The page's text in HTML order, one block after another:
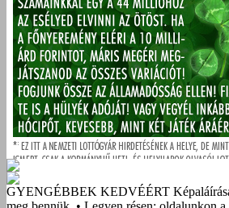
GYENGÉBBEK KEDVÉÉRT